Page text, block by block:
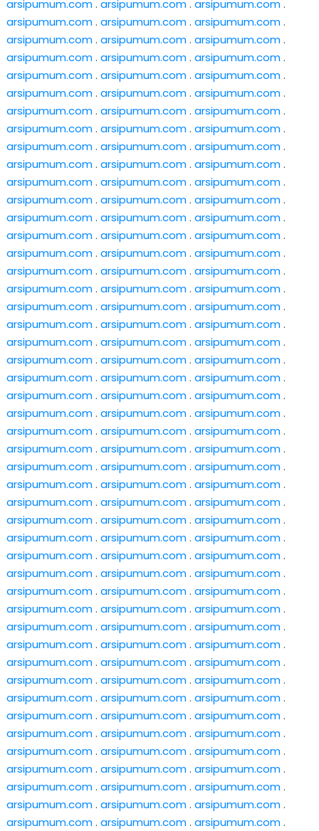
arsipumum.com. arsipumum.com. arsipumum.com.
arsipumum.com. arsipumum.com. arsipumum.com.
arsipumum.com. arsipumum.com. arsipumum.com.
arsipumum.com. arsipumum.com. arsipumum.com.
arsipumum.com. arsipumum.com. arsipumum.com.
arsipumum.com. arsipumum.com. arsipumum.com.
arsipumum.com. arsipumum.com. arsipumum.com.
arsipumum.com. arsipumum.com. arsipumum.com.
arsipumum.com. arsipumum.com. arsipumum.com.
arsipumum.com. arsipumum.com. arsipumum.com.
arsipumum.com. arsipumum.com. arsipumum.com.
arsipumum.com. arsipumum.com. arsipumum.com.
arsipumum.com. arsipumum.com. arsipumum.com.
arsipumum.com. arsipumum.com. arsipumum.com.
arsipumum.com. arsipumum.com. arsipumum.com.
arsipumum.com. arsipumum.com. arsipumum.com.
arsipumum.com. arsipumum.com. arsipumum.com.
arsipumum.com. arsipumum.com. arsipumum.com.
arsipumum.com. arsipumum.com. arsipumum.com.
arsipumum.com. arsipumum.com. arsipumum.com.
arsipumum.com. arsipumum.com. arsipumum.com.
arsipumum.com. arsipumum.com. arsipumum.com.
arsipumum.com. arsipumum.com. arsipumum.com.
arsipumum.com. arsipumum.com. arsipumum.com.
arsipumum.com. arsipumum.com. arsipumum.com.
arsipumum.com. arsipumum.com. arsipumum.com.
arsipumum.com. arsipumum.com. arsipumum.com.
arsipumum.com. arsipumum.com. arsipumum.com.
arsipumum.com. arsipumum.com. arsipumum.com.
arsipumum.com. arsipumum.com. arsipumum.com.
arsipumum.com. arsipumum.com. arsipumum.com.
arsipumum.com. arsipumum.com. arsipumum.com.
arsipumum.com. arsipumum.com. arsipumum.com.
arsipumum.com. arsipumum.com. arsipumum.com.
arsipumum.com. arsipumum.com. arsipumum.com.
arsipumum.com. arsipumum.com. arsipumum.com.
arsipumum.com. arsipumum.com. arsipumum.com.
arsipumum.com. arsipumum.com. arsipumum.com.
arsipumum.com. arsipumum.com. arsipumum.com.
arsipumum.com. arsipumum.com. arsipumum.com.
arsipumum.com. arsipumum.com. arsipumum.com.
arsipumum.com. arsipumum.com. arsipumum.com.
arsipumum.com. arsipumum.com. arsipumum.com.
arsipumum.com. arsipumum.com. arsipumum.com.
arsipumum.com. arsipumum.com. arsipumum.com.
arsipumum.com. arsipumum.com. arsipumum.com.
arsipumum.com. arsipumum.com. arsipumum.com.